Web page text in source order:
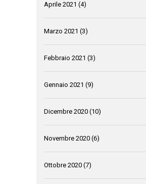
Aprile 2021 (4)
Marzo 2021 (3)
Febbraio 2021 (3)
Gennaio 2021 (9)
Dicembre 2020 (10)
Novembre 2020 (6)
Ottobre 2020 (7)